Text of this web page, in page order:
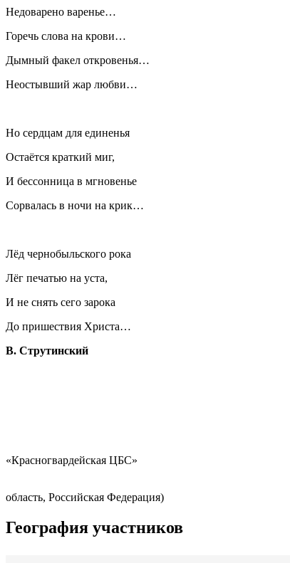
Недоварено варенье…
Горечь слова на крови…
Дымный факел откровенья…
Неостывший жар любви…
Но сердцам для единенья
Остаётся краткий миг,
И бессонница в мгновенье
Сорвалась в ночи на крик…
Лёд чернобыльского рока
Лёг печатью на уста,
И не снять сего зарока
До пришествия Христа…
В. Струтинский
куратор -
«Красногвардейская ЦБС»
область, Российская Федерация)
География участников